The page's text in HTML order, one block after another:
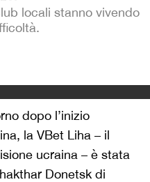
locali stanno vivendo
dopo l’inizio
la VBet Liha – il
ucraina – è stata
Donetsk di